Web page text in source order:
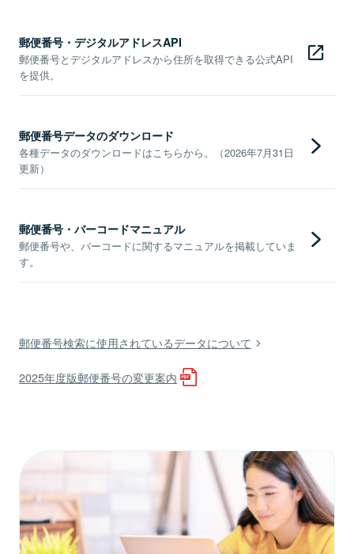
郵便番号・デジタルアドレスAPI
郵便番号とデジタルアドレスから住所を取得できる公式API
を提供。
郵便番号データのダウンロード
各種データのダウンロードはこちらから。（2026年7月31日
更新）
郵便番号・バーコードマニュアル
郵便番号や、バーコードに関するマニュアルを掲載していま
す。
郵便番号検索に使用されているデータについて
2025年度版郵便番号の変更案内